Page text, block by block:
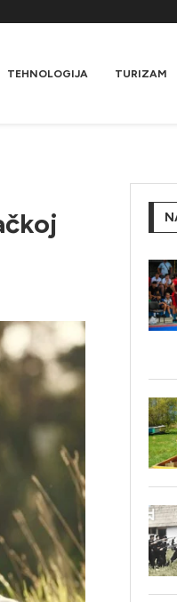
TEHNOLOGIJA TURIZAM